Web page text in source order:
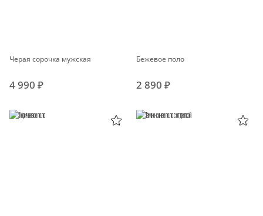
Черая сорочка мужская
4 990 ₽
Бежевое поло
2 890 ₽